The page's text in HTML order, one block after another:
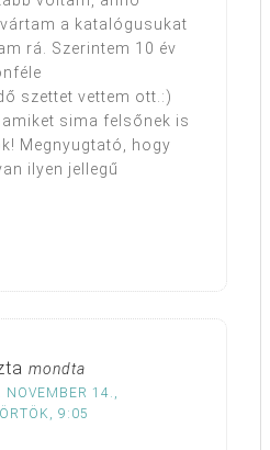
a katalógusukat
rá. Szerintem 10 év
szettet vettem ott.:)
sima felsőnek is
Megnyugtató, hogy
ilyen jellegű
mondta
14.,
9:05